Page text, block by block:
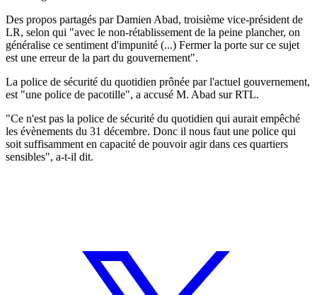
Des propos partagés par Damien Abad, troisième vice-président de
LR, selon qui "avec le non-rétablissement de la peine plancher, on
généralise ce sentiment d'impunité (...) Fermer la porte sur ce sujet
est une erreur de la part du gouvernement".
La police de sécurité du quotidien prônée par l'actuel gouvernement,
est "une police de pacotille", a accusé M. Abad sur RTL.
"Ce n'est pas la police de sécurité du quotidien qui aurait empêché
les évènements du 31 décembre. Donc il nous faut une police qui
soit suffisamment en capacité de pouvoir agir dans ces quartiers
sensibles", a-t-il dit.